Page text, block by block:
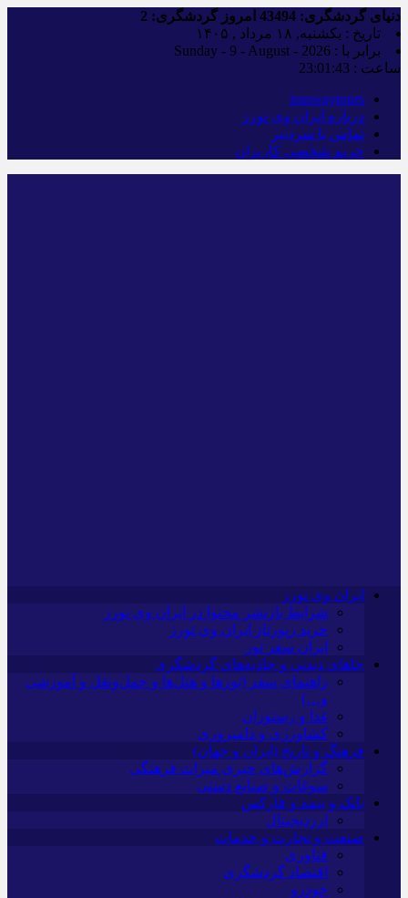
دنیای گردشگری: امروز گردشگری:
تاریخ : یکشنبه, ۱۸ مرداد , ۱۴۰۵
برابر با : Sunday - 9 - August - 2026
ساعت : 23:01:43
iranwaytours
درباره ایران وی تورز
تماس با سردبیر
حریم شخصی کاربران
ایران وی تورز
شرایط بازنشر محتوا در ایران وی تورز
خرید رپورتاژ ایران وی تورز
ایران سفر تور
جاهای دیدنی و جاذبه‌های گردشگری
راهنمای سفر (تورها و هتل‌ها و حمل‌و‌نقل و آموزشی
و…)
غذا و رستوران
کشاورزی و دامپروری
فرهنگ و تاریخ (ایران و جهان)
گزارش‌های خبری میراث فرهنگی
سوغات و صنایع دستی
بانک و بیمه و فارکس
ارزدیجیتال
صنعت و تجارت و خدمات
فناوری
اقتصاد گردشگری
خودرو